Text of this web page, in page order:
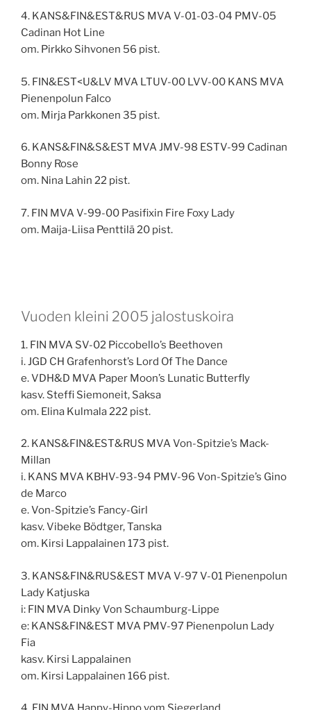
4. KANS&FIN&EST&RUS MVA V-01-03-04 PMV-05
Cadinan Hot Line
om. Pirkko Sihvonen 56 pist.
5. FIN&EST<U&LV MVA LTUV-00 LVV-00 KANS MVA
Pienenpolun Falco
om. Mirja Parkkonen 35 pist.
6. KANS&FIN&S&EST MVA JMV-98 ESTV-99 Cadinan
Bonny Rose
om. Nina Lahin 22 pist.
7. FIN MVA V-99-00 Pasifixin Fire Foxy Lady
om. Maija-Liisa Penttilä 20 pist.
Vuoden kleini 2005 jalostuskoira
1. FIN MVA SV-02 Piccobello’s Beethoven
i. JGD CH Grafenhorst’s Lord Of The Dance
e. VDH&D MVA Paper Moon’s Lunatic Butterfly
kasv. Steffi Siemoneit, Saksa
om. Elina Kulmala 222 pist.
2. KANS&FIN&EST&RUS MVA Von-Spitzie’s Mack-
Millan
i. KANS MVA KBHV-93-94 PMV-96 Von-Spitzie’s Gino
de Marco
e. Von-Spitzie’s Fancy-Girl
kasv. Vibeke Bödtger, Tanska
om. Kirsi Lappalainen 173 pist.
3. KANS&FIN&RUS&EST MVA V-97 V-01 Pienenpolun
Lady Katjuska
i: FIN MVA Dinky Von Schaumburg-Lippe
e: KANS&FIN&EST MVA PMV-97 Pienenpolun Lady
Fia
kasv. Kirsi Lappalainen
om. Kirsi Lappalainen 166 pist.